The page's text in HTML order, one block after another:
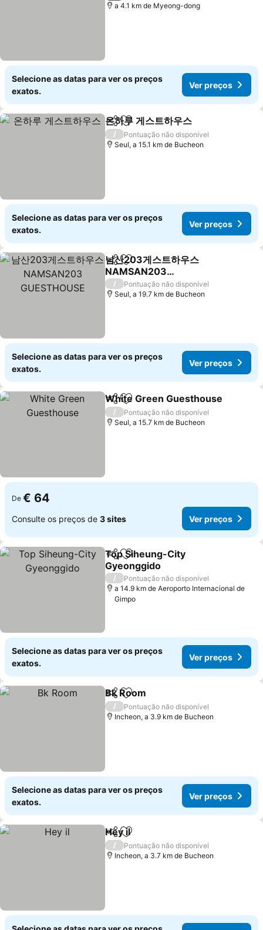
a 4.1 km de Myeong-dong
Selecione as datas para ver os preços
exatos.
Ver preços
PartilharAdicionar aos favoritos
온하루 게스트하우스
/
Pontuação não disponível
Seul, a 15.1 km de Bucheon
Selecione as datas para ver os preços
exatos.
Ver preços
PartilharAdicionar aos favoritos
남산203게스트하우스
NAMSAN203
GUESTHOUSE
Ver preços
/
Pontuação não disponível
Seul, a 19.7 km de Bucheon
Selecione as datas para ver os preços
exatos.
Ver preços
PartilharAdicionar aos favoritos
White Green Guesthouse
/
Pontuação não disponível
Seul, a 15.7 km de Bucheon
De € 64
Consulte os preços de 3 sites Ver preços
PartilharAdicionar aos favoritos
Top Siheung-City
Gyeonggido
Ver preços
/
Pontuação não disponível
a 14.9 km de Aeroporto Internacional de
Gimpo
Selecione as datas para ver os preços
exatos.
Ver preços
PartilharAdicionar aos favoritos
Bk Room
/
Pontuação não disponível
Incheon, a 3.9 km de Bucheon
Selecione as datas para ver os preços
exatos.
Ver preços
PartilharAdicionar aos favoritos
Hey il
/
Pontuação não disponível
Incheon, a 3.7 km de Bucheon